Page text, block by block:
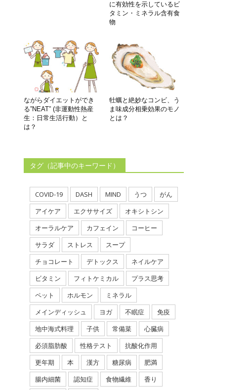
に有効性を示しているビ
タミン・ミネラル含有食
物
ながらダイエットができ
る”NEAT” (非運動性熱産
生：日常生活行動）と
は？
牡蠣と絶妙なコンビ、う
ま味成分相乗効果のモノ
とは？
タグ（記事中のキーワード）
COVID-19 DASH MIND うつ
がん
アイケア
エクササイズ
オキシトシン
オーラルケア
カフェイン
コーヒー
サラダ
ストレス
スープ
チョコレート
デトックス
ネイルケア
ビタミン
フィトケミカル
プラス思考
ペット
ホルモン
ミネラル
メインディッシュ
ヨガ 不眠症
免疫
地中海式料理
子供 常備菜
心臓病
必須脂肪酸
性格テスト
抗酸化作用
更年期
本 漢方 糖尿病
肥満
腸内細菌
認知症 食物繊維
香り